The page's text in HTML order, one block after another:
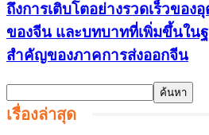
ถึงการเติบโตอย่างรวดเร็วขอ
ของจีน และบทบาทที่เพิ่มขึ้นใน
สำคัญของภาคการส่งออกจีน
เรื่องล่าสุด